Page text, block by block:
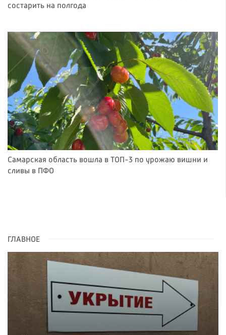
состарить на полгода
Самарская область вошла в ТОП-3 по урожаю вишни и
сливы в ПФО
ГЛАВНОЕ